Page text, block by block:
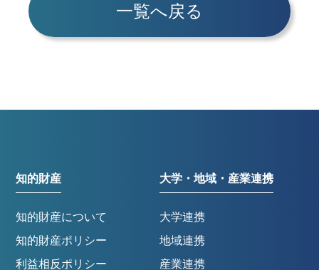
一覧へ戻る
知的財産
知的財産について
知的財産ポリシー
利益相反ポリシー
大学・地域・産業連携
大学連携
地域連携
産業連携